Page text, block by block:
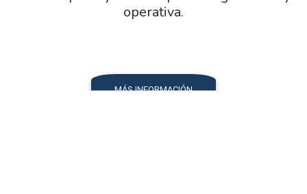
operativa.
MÁS INFORMACIÓN